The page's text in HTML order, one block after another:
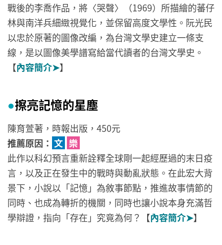
戰後的李喬作品，將〈哭聲〉（1969）所描繪的蕃仔
林與南洋兵細緻視覺化，並保留高度文學性。阮光民
以忠於原著的圖像改編，為台灣文學史建立一條支
線，是以圖像美學譜寫給當代讀者的台灣文學史。
【內容簡介➤】
●擦亮記憶的星塵
陳育萱著，時報出版，450元
推薦原因： 文 樂
此作以科幻預言重新詮釋全球剛一起經歷過的末日疫
言，以及正在發生中的戰時與動亂狀態。在此宏大背
景下，小說以「記憶」為敘事節點，推進故事情節的
同時、也成為轉折的機關，同時也讓小說本身充滿哲
學辯證，指向「存在」究竟為何？【內容簡介➤】